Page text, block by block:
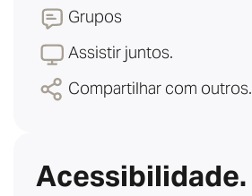
Grupos
Assistir juntos.
Compartilhar com outros.
Acessibilidade.